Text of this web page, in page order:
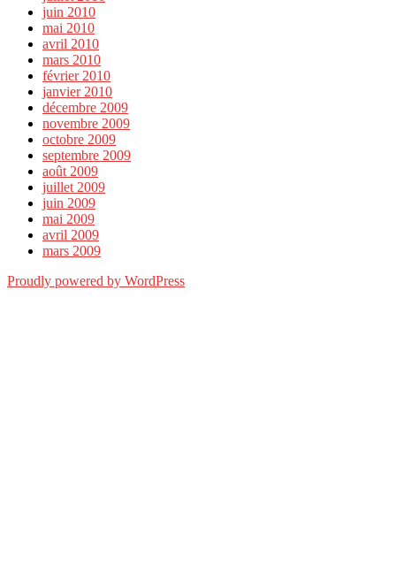
juin 2010
mai 2010
avril 2010
mars 2010
février 2010
janvier 2010
décembre 2009
novembre 2009
octobre 2009
septembre 2009
août 2009
juillet 2009
juin 2009
mai 2009
avril 2009
mars 2009
Proudly powered by WordPress